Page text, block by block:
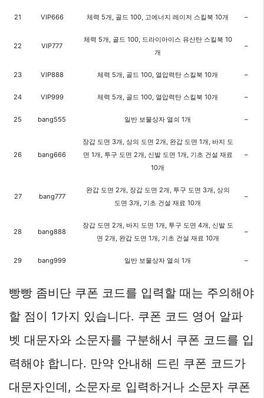
21 VIP666 체력 5개, 골드 100, 고에너지 레이저 스킬북 10개 –
22 VIP777
체력 5개, 골드 100, 드라이아이스 유산탄 스킬북 10
개
–
23 VIP888 체력 5개, 골드 100, 열압력탄 스킬북 10개 –
24 VIP999 체력 5개, 골드 100, 열압력탄 스킬북 10개 –
25 bang555 일반 보물상자 열쇠 1개 –
26 bang666
장갑 도면 3개, 상의 도면 2개, 완갑 도면 1개, 바지 도
면 1개, 투구 도면 2개, 신발 도면 1개, 기초 건설 재료
10개
–
27 bang777
완갑 도면 2개, 장갑 도면 2개, 투구 도면 3개, 상의
도면 3개, 기초 건설 재료 10개
–
28 bang888
장갑 도면 2개, 바지 도면 1개, 투구 도면 4개, 신발 도
면 2개, 완갑 도면 1개, 기초 건설 재료 10개
–
29 bang999 일반 보물상자 열쇠 1개 –
빵빵 좀비단 쿠폰 코드를 입력할 때는 주의해야
할 점이 1가지 있습니다. 쿠폰 코드 영어 알파
벳 대문자와 소문자를 구분해서 쿠폰 코드를 입
력해야 합니다. 만약 안내해 드린 쿠폰 코드가
대문자인데, 소문자로 입력하거나 소문자 쿠폰